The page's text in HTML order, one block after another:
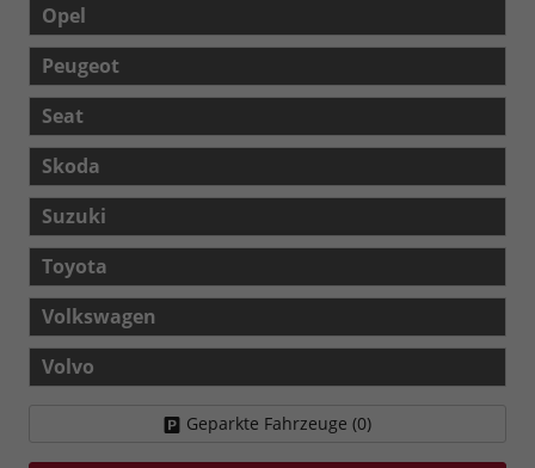
Opel
Peugeot
Seat
Skoda
Suzuki
Toyota
Volkswagen
Volvo
Geparkte Fahrzeuge (0)